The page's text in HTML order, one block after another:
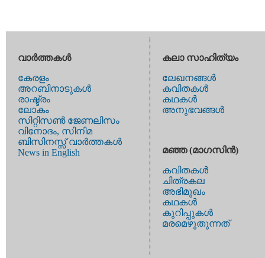
വാര്‍ത്തകള്‍
കേരളം
അറബിനാടുകള്‍
രാഷ്ട്രം
ലോകം
സിറ്റിസണ്‍ ജേണലിസം
വിനോദം, സിനിമ
ബിസിനസ്സ് വാര്‍ത്തകള്‍
News in English
കലാ സാഹിത്യം
ലേഖനങ്ങള്‍
കവിതകള്‍
കഥകള്‍
അനുഭവങ്ങള്‍
മഞ്ഞ (മാഗസിന്‍)
കവിതകള്‍
ചിത്രകല
അഭിമുഖം
കഥകള്‍
കുറിപ്പുകള്‍
മരമെഴുതുന്നത്